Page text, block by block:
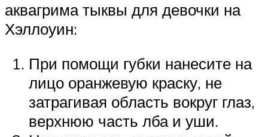
аквагрима тыквы для девочки на
Хэллоуин:
При помощи губки нанесите на
лицо оранжевую краску, не
затрагивая область вокруг глаз,
верхнюю часть лба и уши.